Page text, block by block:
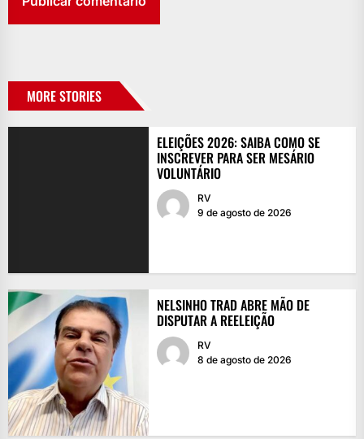
MORE STORIES
ELEIÇÕES 2026: SAIBA COMO SE
INSCREVER PARA SER MESÁRIO
VOLUNTÁRIO
RV
9 de agosto de 2026
NELSINHO TRAD ABRE MÃO DE
DISPUTAR A REELEIÇÃO
RV
8 de agosto de 2026